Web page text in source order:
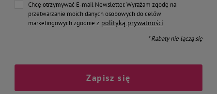
Chcę otrzymywać E-mail Newsletter. Wyrażam zgodę na
przetwarzanie moich danych osobowych do celów
marketingowych zgodnie z polityką prywatności
* Rabaty nie łączą się
Zapisz się